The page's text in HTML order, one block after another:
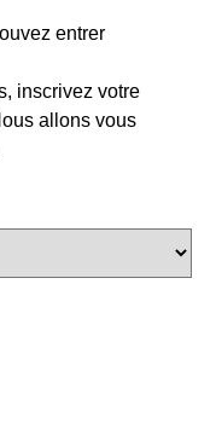
entrer
inscrivez votre
allons vous